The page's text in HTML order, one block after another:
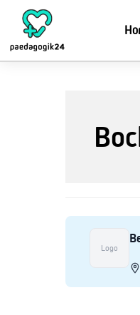
Inhalt
springen
Logo